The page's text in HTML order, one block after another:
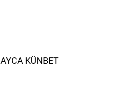
AYCA KÜNBET